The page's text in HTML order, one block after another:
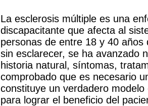
La esclerosis múltiple es una
discapacitante que afecta al
personas de entre 18 y 40
sin esclarecer, se ha avanzado
historia natural, síntomas,
comprobado que es necesario
constituye un verdadero
para lograr el beneficio del